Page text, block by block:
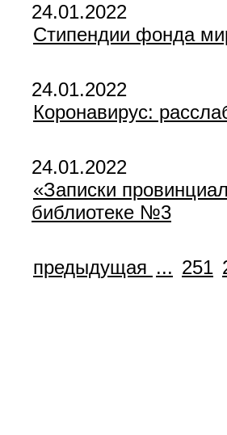
24.01.2022
Стипендии фонда
24.01.2022
Коронавирус:
24.01.2022
«Записки
библиотеке №3
предыдущая ... 251